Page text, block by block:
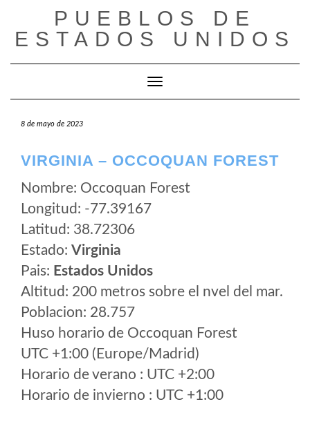
contenido
PUEBLOS DE
ESTADOS UNIDOS
Cambiar modo de navegación
8 de mayo de 2023
VIRGINIA – OCCOQUAN FOREST
Nombre: Occoquan Forest
Longitud: -77.39167
Latitud: 38.72306
Estado: Virginia
Pais: Estados Unidos
Altitud: 200 metros sobre el nvel del mar.
Poblacion: 28.757
Huso horario de Occoquan Forest
UTC +1:00 (Europe/Madrid)
Horario de verano : UTC +2:00
Horario de invierno : UTC +1:00